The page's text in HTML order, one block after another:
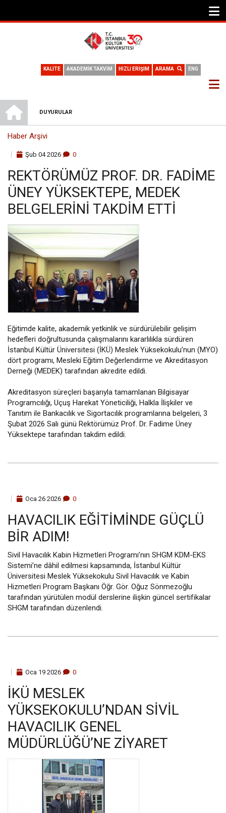
ENG
ARAMA
HIZLI ERİŞİM
AKADEMİK TAKVİM
KALİTE
SAYFA
YOLU
DUYURULAR
Haber Arşivi
Şub 04 2026 0
REKTÖRÜMÜZ PROF. DR. FADIME
ÜNEY YÜKSEKTEPE, MEDEK
BELGELERINI TAKDIM ETTI
Eğitimde kalite, akademik yetkinlik ve sürdürülebilir gelişim
hedefleri doğrultusunda çalışmalarını kararlılıkla sürdüren
İstanbul Kültür Üniversitesi (İKÜ) Meslek Yüksekokulu’nun (MYO)
dört programı, Mesleki Eğitim Değerlendirme ve Akreditasyon
Derneği (MEDEK) tarafından akredite edildi.
Akreditasyon süreçleri başarıyla tamamlanan Bilgisayar
Programcılığı, Uçuş Harekat Yöneticiliği, Halkla İlişkiler ve
Tanıtım ile Bankacılık ve Sigortacılık programlarına belgeleri, 3
Şubat 2026 Salı günü Rektörümüz Prof. Dr. Fadime Üney
Yüksektepe tarafından takdim edildi.
Oca 26 2026 0
HAVACILIK EĞITIMINDE GÜÇLÜ
BIR ADIM!
Sivil Havacılık Kabin Hizmetleri Programı’nın SHGM KDM-EKS
Sistemi’ne dâhil edilmesi kapsamında, İstanbul Kültür
Üniversitesi Meslek Yüksekokulu Sivil Havacılık ve Kabin
Hizmetleri Program Başkanı Öğr. Gör. Oğuz Sönmezoğlu
tarafından yürütülen modül derslerine ilişkin güncel sertifikalar
SHGM tarafından düzenlendi.
Oca 19 2026 0
İKÜ MESLEK
YÜKSEKOKULU’NDAN SIVIL
HAVACILIK GENEL
MÜDÜRLÜĞÜ’NE ZIYARET